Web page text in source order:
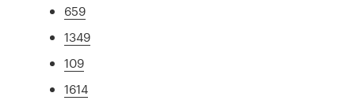
659
1349
109
1614